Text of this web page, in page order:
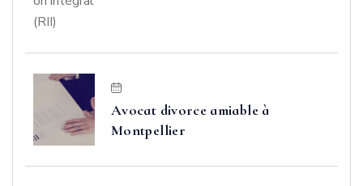
Avocat divorce amiable à
Montpellier